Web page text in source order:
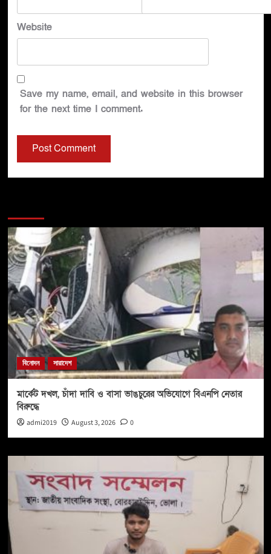
Website
Save my name, email, and website in this browser
for the next time I comment.
বিনোদন সারাদেশ
মার্কেট দখল, চাঁদা দাবি ও বাসা ভাঙচুরের অভিযোগে বিএনপি নেতার
বিরুদ্ধে
admi2019 August 3, 2026 0